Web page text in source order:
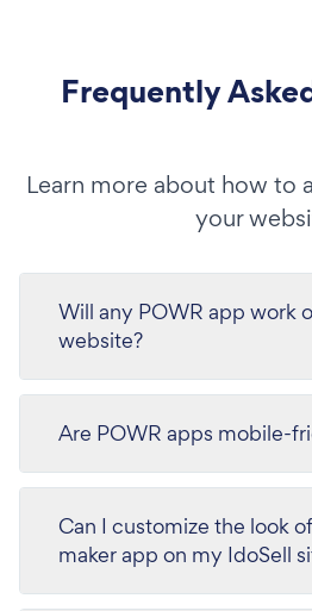
Frequently
Learn more about how to
your
Will any POWR app work
website?
Are POWR apps mobile-
Can I customize the look
maker app on my IdoSell